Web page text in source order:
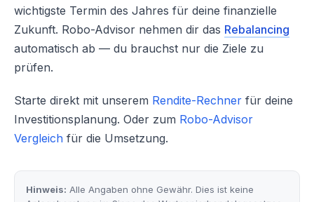
wichtigste Termin des Jahres für deine finanzielle
Zukunft. Robo-Advisor nehmen dir das Rebalancing
automatisch ab — du brauchst nur die Ziele zu
prüfen.
Starte direkt mit unserem Rendite-Rechner für deine
Investitionsplanung. Oder zum Robo-Advisor
Vergleich für die Umsetzung.
Hinweis: Alle Angaben ohne Gewähr. Dies ist keine